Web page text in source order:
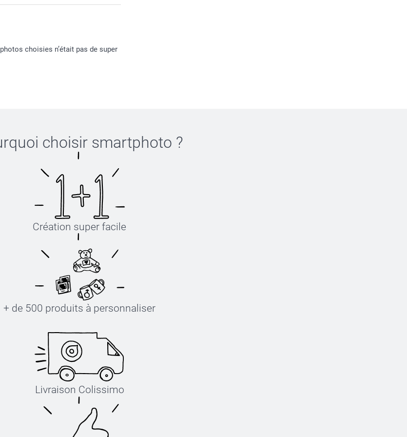
choisies n’était pas de super
choisir smartphoto ?
Création super facile
+ de 500 produits à personnaliser
Livraison Colissimo